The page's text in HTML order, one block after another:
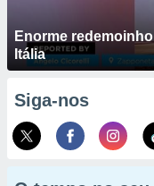
Enorme
Itália
Siga-nos